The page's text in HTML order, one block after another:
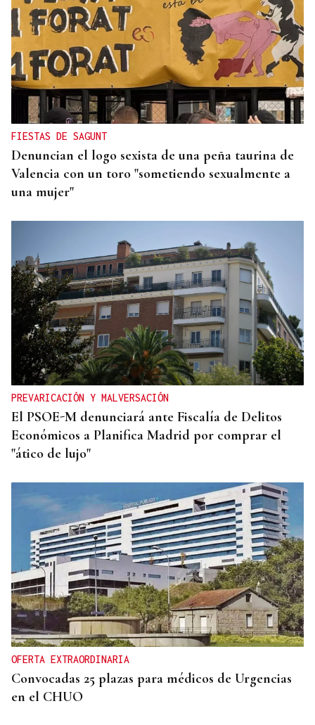
REPRESENTANTE DE EEUU EN BRASILIA
EEUU revoca el visado de la embajadora de Brasil
en el Washington
FIESTAS DE SAGUNT
Denuncian el logo sexista de una peña taurina de
Valencia con un toro "sometiendo sexualmente a
una mujer"
PREVARICACIÓN Y MALVERSACIÓN
El PSOE-M denunciará ante Fiscalía de Delitos
Económicos a Planifica Madrid por comprar el
"ático de lujo"
OFERTA EXTRAORDINARIA
Convocadas 25 plazas para médicos de Urgencias
en el CHUO